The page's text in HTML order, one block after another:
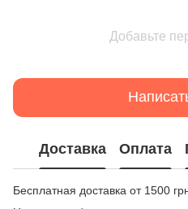
Добавьте
Доставка Оплата
Бесплатная доставка от 1500